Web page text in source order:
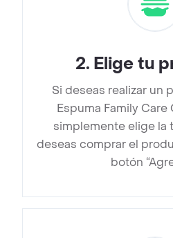
2. Elige tu
Si deseas realizar un
Espuma Family Care
simplemente elige la
deseas comprar el
botón